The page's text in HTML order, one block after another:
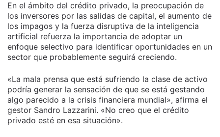
En el ámbito del crédito privado, la preocupación de
los inversores por las salidas de capital, el aumento de
los impagos y la fuerza disruptiva de la inteligencia
artificial refuerza la importancia de adoptar un
enfoque selectivo para identificar oportunidades en un
sector que probablemente seguirá creciendo.
«La mala prensa que está sufriendo la clase de activo
podría generar la sensación de que se está gestando
algo parecido a la crisis financiera mundial», afirma el
gestor Sandro Lazzarini. «No creo que el crédito
privado esté en esa situación».